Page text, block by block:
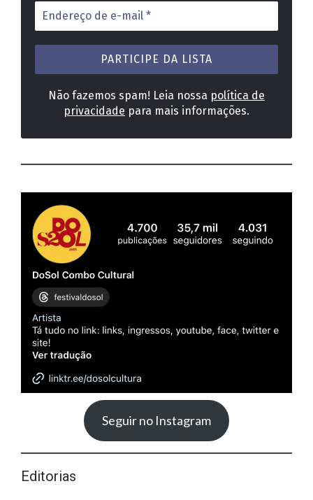
Endereço
de
e-
mail
Não fazemos spam! Leia nossa política de
privacidade para mais informações.
Seguir no Instagram
Editorias